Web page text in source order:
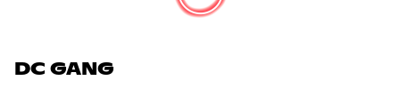
DC GANG